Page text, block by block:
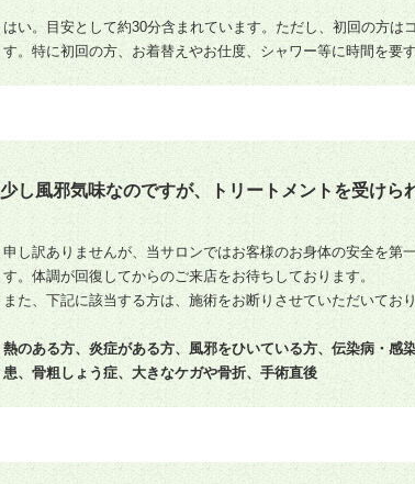
はい。目安として約30分含まれています。ただし、初回の方
す。特に初回の方、お着替えやお仕度、シャワー等に時間を要
少し風邪気味なのですが、トリートメントを受けら
申し訳ありませんが、当サロンではお客様のお身体の安全を第
す。体調が回復してからのご来店をお待ちしております。
また、下記に該当する方は、施術をお断りさせていただいており
熱のある方、炎症がある方、風邪をひいている方、伝染病・
患、骨粗しょう症、大きなケガや骨折、手術直後